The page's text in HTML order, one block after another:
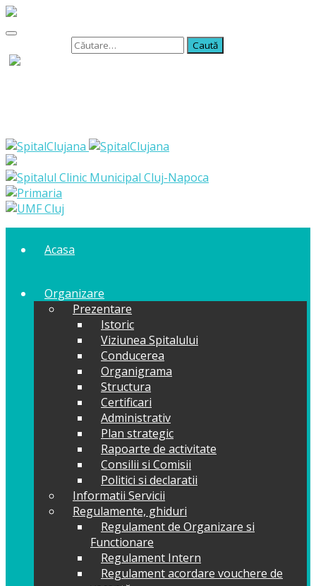
Acasa
Organizare
Prezentare
Istoric
Viziunea Spitalului
Conducerea
Organigrama
Structura
Certificari
Administrativ
Plan strategic
Rapoarte de activitate
Consilii si Comisii
Politici si declaratii
Informatii Servicii
Regulamente, ghiduri
Regulament de Organizare si
Functionare
Regulament Intern
Regulament acordare vouchere de